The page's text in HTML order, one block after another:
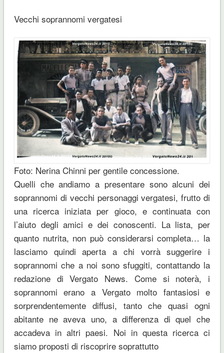
Vecchi soprannomi vergatesi
Foto: Nerina Chinni per gentile concessione.
Quelli che andiamo a presentare sono alcuni dei
soprannomi di vecchi personaggi vergatesi, frutto di
una ricerca iniziata per gioco, e continuata con
l’aiuto degli amici e dei conoscenti. La lista, per
quanto nutrita, non può considerarsi completa… la
lasciamo quindi aperta a chi vorrà suggerire i
soprannomi che a noi sono sfuggiti, contattando la
redazione di Vergato News. Come si noterà, i
soprannomi erano a Vergato molto fantasiosi e
sorprendentemente diffusi, tanto che quasi ogni
abitante ne aveva uno, a differenza di quel che
accadeva in altri paesi. Noi in questa ricerca ci
siamo proposti di riscoprire soprattutto